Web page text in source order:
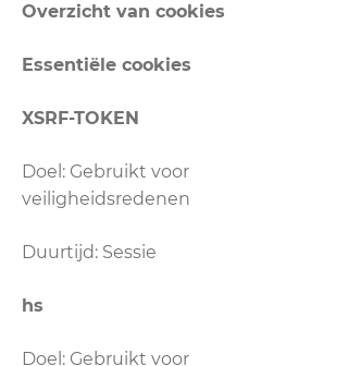
Overzicht van cookies
Essentiële cookies
XSRF-TOKEN
Doel: Gebruikt voor
veiligheidsredenen
Duurtijd: Sessie
hs
Doel: Gebruikt voor